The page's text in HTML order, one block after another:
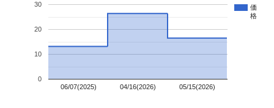
価
格
06/07(2025) 04/16(2026) 05/15(2026)
0
10
20
30